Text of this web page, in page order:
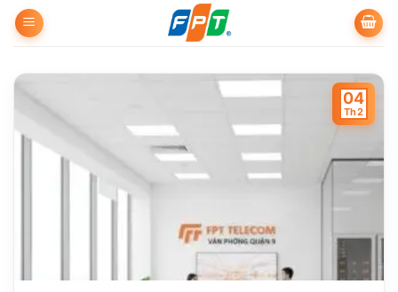
qua
dung
04
Th2